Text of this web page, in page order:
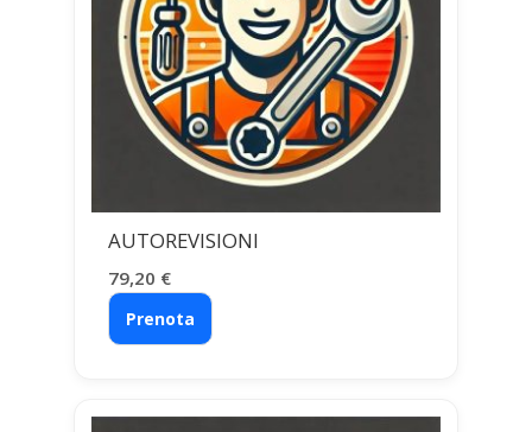
AUTOREVISIONI
79,20 €
Prenota